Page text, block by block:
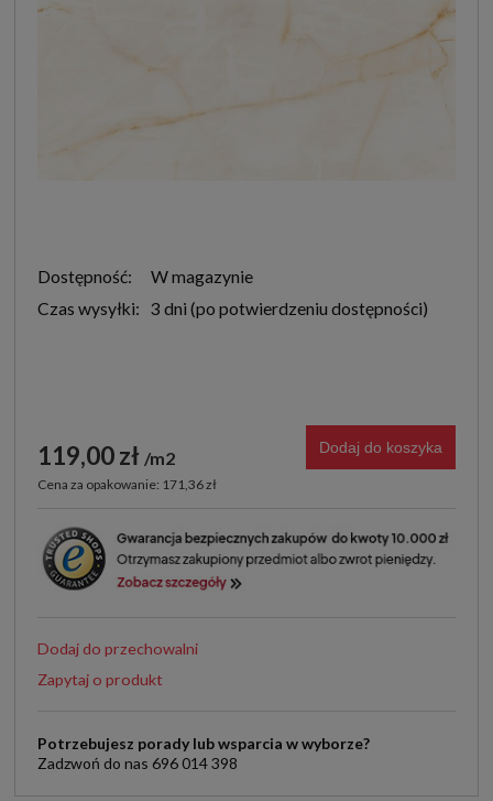
Dostępność:
W magazynie
Czas wysyłki: 3 dni
119,00 zł m2
Cena za opakowanie: 171,36 zł
Dodaj do koszyka
Dodaj do przechowalni
Zapytaj o produkt
Potrzebujesz porady lub wsparcia w wyborze?
Zadzwoń do nas 696 014 398